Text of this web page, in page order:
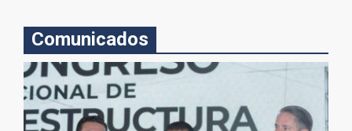
Comunicados